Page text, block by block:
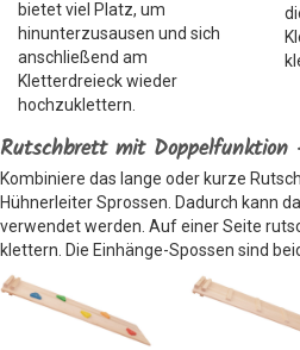
bietet viel Platz, um
hinunterzusausen und sich
anschließend am
Kletterdreieck wieder
hochzuklettern.
Rutschbrett mit
Kombiniere das lange oder kurze
Hühnerleiter Sprossen. Dadurch kann
verwendet werden. Auf einer Seite
klettern. Die Einhänge-Spossen sind